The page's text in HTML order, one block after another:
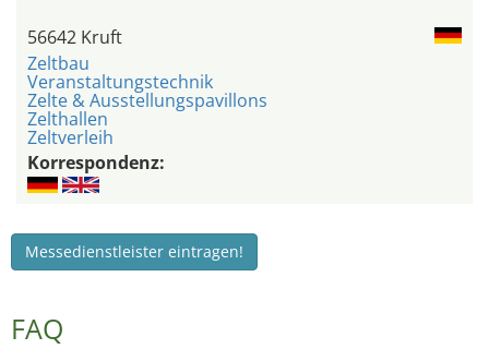
56642 Kruft
Zeltbau
Veranstaltungstechnik
Zelte & Ausstellungspavillons
Zelthallen
Zeltverleih
Korrespondenz:
Messedienstleister eintragen!
FAQ